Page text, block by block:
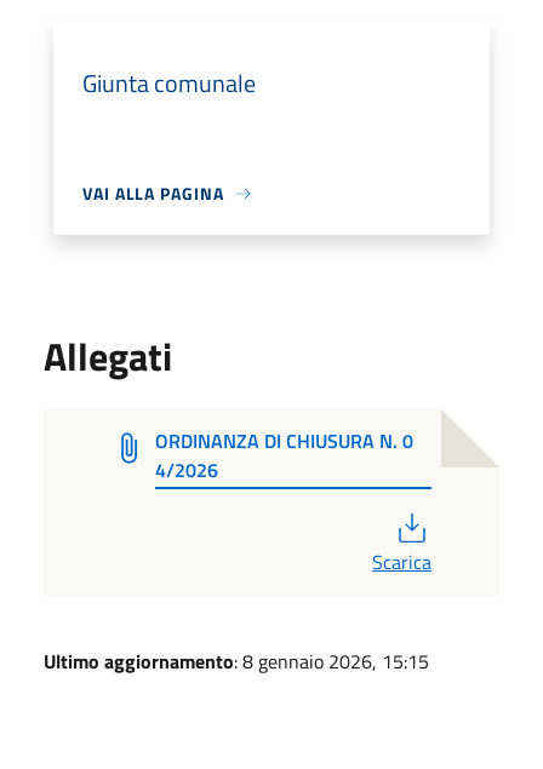
Giunta comunale
VAI ALLA PAGINA
Allegati
ORDINANZA DI CHIUSURA N. 0
4/2026
Scarica
Ultimo aggiornamento: 8 gennaio 2026, 15:15